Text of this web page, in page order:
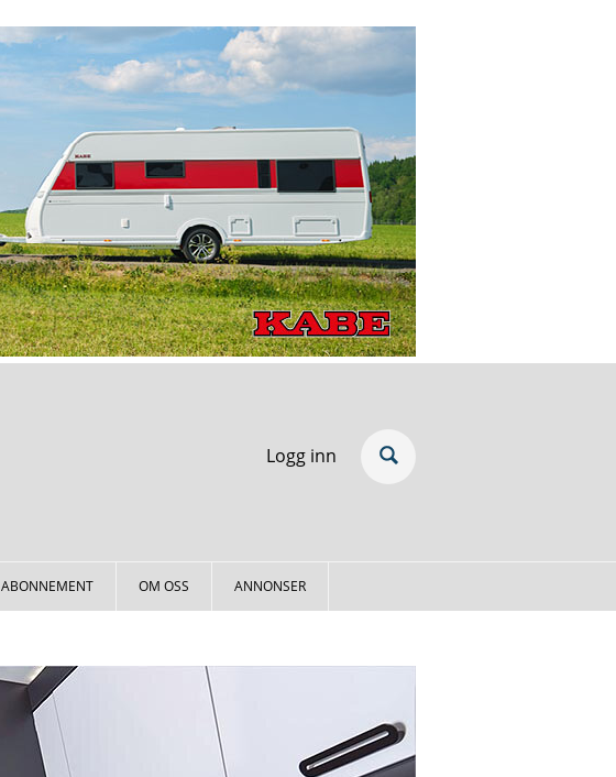
Logg inn
ABONNEMENT OM OSS ANNONSER